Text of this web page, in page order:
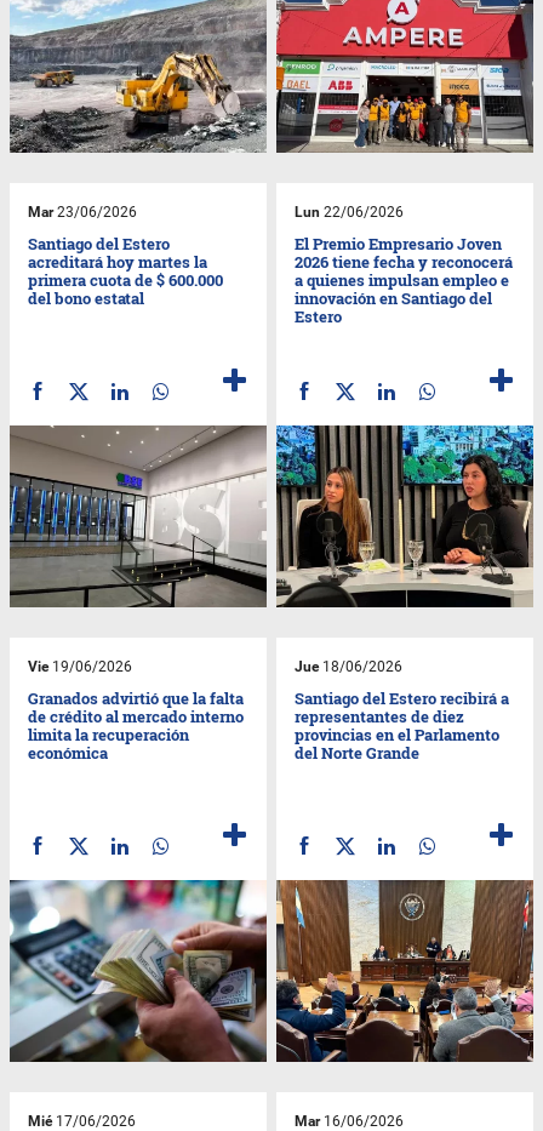
Mar23/06/2026
Santiago del Estero
acreditará hoy martes la
primera cuota de $ 600.000
del bono estatal
Lun 22/06/2026
El Premio Empresario Joven
2026 tiene fecha y reconocerá
a quienes impulsan empleo e
innovación en Santiago del
Estero
Vie19/06/2026
Granados advirtió que la falta
de crédito al mercado interno
limita la recuperación
económica
Jue18/06/2026
Santiago del Estero recibirá a
representantes de diez
provincias en el Parlamento
del Norte Grande
Mié17/06/2026 Mar16/06/2026